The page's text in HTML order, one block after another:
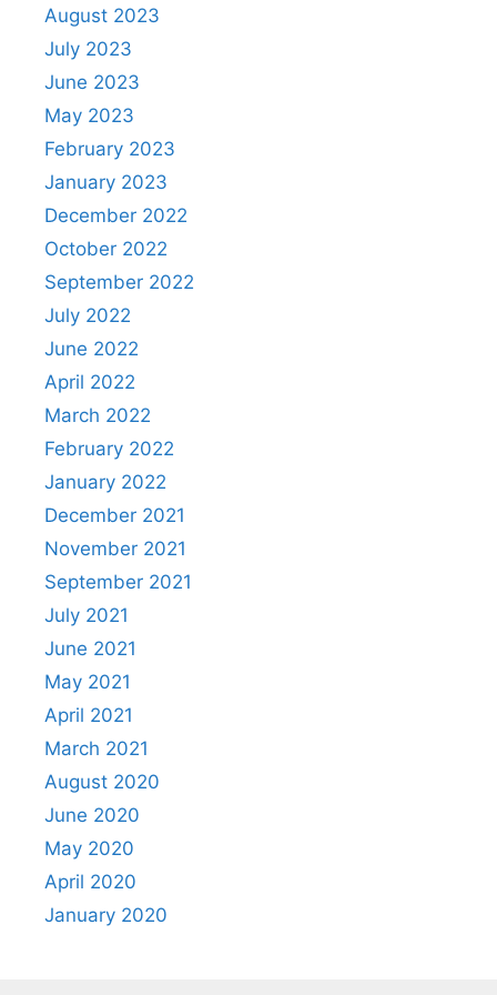
August 2023
July 2023
June 2023
May 2023
February 2023
January 2023
December 2022
October 2022
September 2022
July 2022
June 2022
April 2022
March 2022
February 2022
January 2022
December 2021
November 2021
September 2021
July 2021
June 2021
May 2021
April 2021
March 2021
August 2020
June 2020
May 2020
April 2020
January 2020